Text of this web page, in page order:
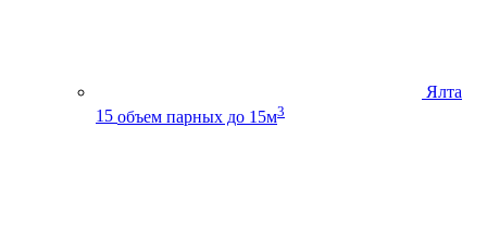
Ялта
15 объем парных до 15м3